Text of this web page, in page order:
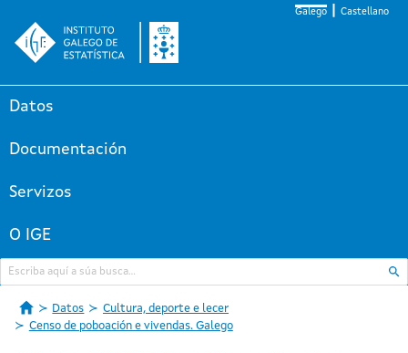
Galego Castellano
Datos
Documentación
Servizos
O IGE
Datos
Cultura, deporte e lecer
Censo de poboación e vivendas. Galego